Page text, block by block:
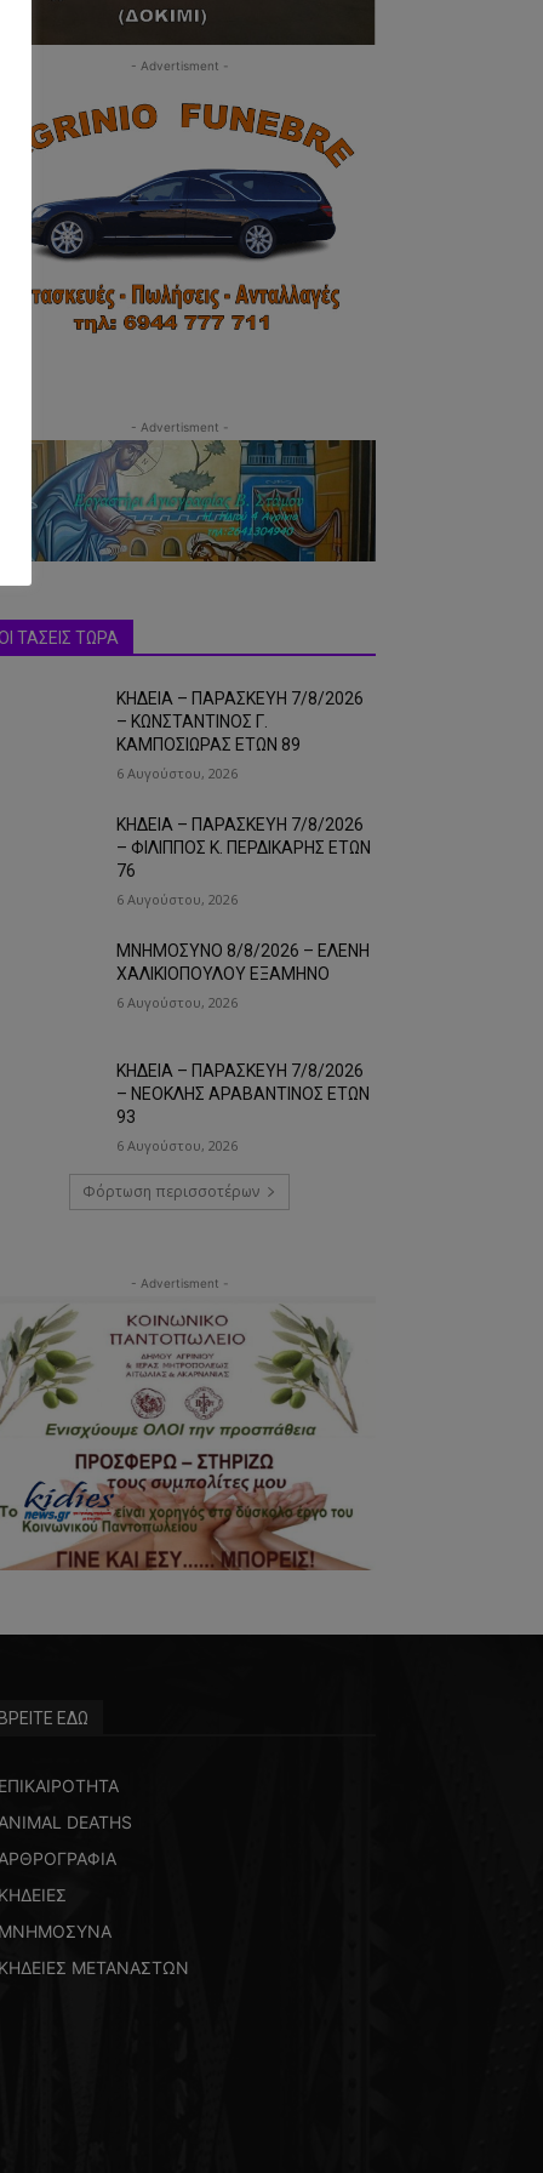
- Advertisment -
- Advertisment -
ΤΑΣΕΙΣ ΤΩΡΑ
ΚΗΔΕΙΑ – ΠΑΡΑΣΚΕΥΗ 7/8/2026
– ΚΩΝΣΤΑΝΤΙΝΟΣ Γ.
ΚΑΜΠΟΣΙΩΡΑΣ ΕΤΩΝ 89
6 Αυγούστου, 2026
ΚΗΔΕΙΑ – ΠΑΡΑΣΚΕΥΗ 7/8/2026
– ΦΙΛΙΠΠΟΣ Κ. ΠΕΡΔΙΚΑΡΗΣ ΕΤΩΝ
76
6 Αυγούστου, 2026
ΜΝΗΜΟΣΥΝΟ 8/8/2026 – ΕΛΕΝΗ
ΧΑΛΙΚΙΟΠΟΥΛΟΥ ΕΞΑΜΗΝΟ
6 Αυγούστου, 2026
ΚΗΔΕΙΑ – ΠΑΡΑΣΚΕΥΗ 7/8/2026
– ΝΕΟΚΛΗΣ ΑΡΑΒΑΝΤΙΝΟΣ ΕΤΩΝ
93
6 Αυγούστου, 2026
Φόρτωση περισσοτέρων
- Advertisment -
ΕΔΩ
DEATHS
ΜΕΤΑΝΑΣΤΩΝ